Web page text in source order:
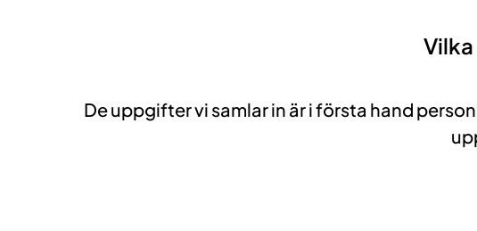
De uppgifter vi samlar in är i första hand